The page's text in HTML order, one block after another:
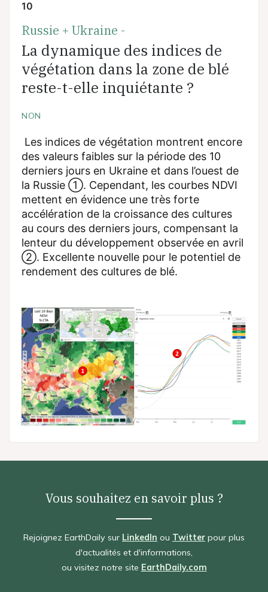
10
Russie + Ukraine -
La dynamique des indices de
végétation dans la zone de blé
reste-t-elle inquiétante ?
NON
Les indices de végétation montrent encore
des valeurs faibles sur la période des 10
derniers jours en Ukraine et dans l’ouest de
la Russie ①. Cependant, les courbes NDVI
mettent en évidence une très forte
accélération de la croissance des cultures
au cours des derniers jours, compensant la
lenteur du développement observée en avril
②. Excellente nouvelle pour le potentiel de
rendement des cultures de blé.
Vous souhaitez en savoir plus ?
Rejoignez EarthDaily sur LinkedIn ou Twitter pour plus
d'actualités et d'informations,
ou visitez notre site EarthDaily.com